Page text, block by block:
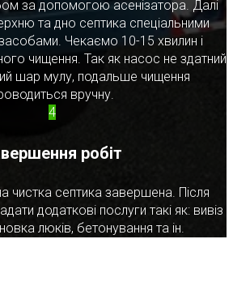
за допомогою асенізатора. Далі
та дно септика спеціальними
Чекаємо 10-15 хвилин і
чищення. Так як насос не здатний
шар мулу, подальше чищення
вручну.
4
робіт
чистка септика завершена. Після
додаткові послуги такі як: вивіз
люків, бетонування та ін.